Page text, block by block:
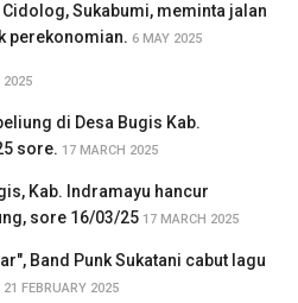
Sukabumi, meminta jalan
perekonomian. 6 MAY 2025
2025
di Desa Bugis Kab.
sore. 17 MARCH 2025
Kab. Indramayu hancur
sore 16/03/25 17 MARCH 2025
Band Punk Sukatani cabut lagu
21 FEBRUARY 2025